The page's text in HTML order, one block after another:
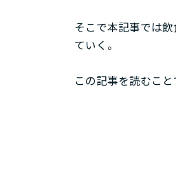
そこで本記事では
ていく。
この記事を読むこ